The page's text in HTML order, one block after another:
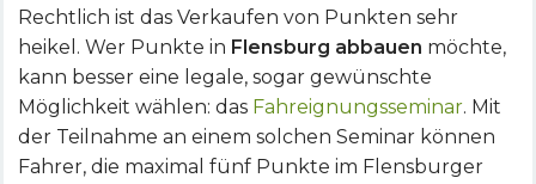
Rechtlich ist das Verkaufen von Punkten sehr
heikel. Wer Punkte in Flensburg abbauen möchte,
kann besser eine legale, sogar gewünschte
Möglichkeit wählen: das Fahreignungsseminar. Mit
der Teilnahme an einem solchen Seminar können
Fahrer, die maximal fünf Punkte im Flensburger